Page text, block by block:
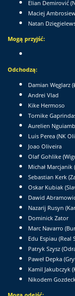
Elian Demirović
Maciej
Natan
Mogą przyjść:
Odchodzą:
Damian Węglarz
Andrei Vlad
Kike Hermoso
Tornike
Aurelien
Luis Perea (NK
Joao Oliveira
Olaf Gohlike
Michał Marcjanik
Sebastian Kerk
Oskar Kubiak
Dawid
Nazarij Rusyn
Dominick Zator
Marc Navarro
Edu Espiau (Real
Patryk Szysz
Paweł Depka
Kamil Jakubczyk
Nikodem
Mogą odejść: